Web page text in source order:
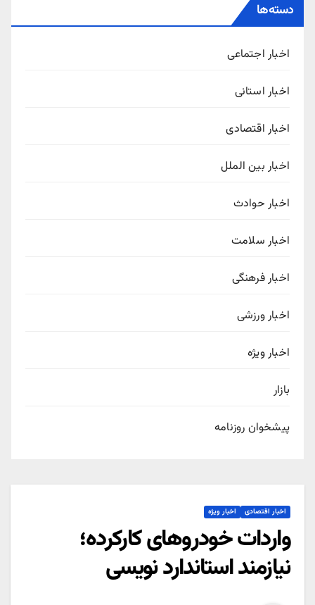
دسته‌ها
اخبار اجتماعی
اخبار استانی
اخبار اقتصادی
اخبار بین الملل
اخبار حوادث
اخبار سلامت
اخبار فرهنگی
اخبار ورزشی
اخبار ویژه
بازار
پیشخوان روزنامه
اخبار اقتصادی اخبار ویژه
واردات خودروهای کارکرده؛
نیازمند استاندارد نویسی